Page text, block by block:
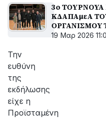
3ο
ΚΔΑΠΑμεΑ
19 Μαρ 2026
Την
ευθύνη
της
εκδήλωσης
είχε η
Προϊσταμένη